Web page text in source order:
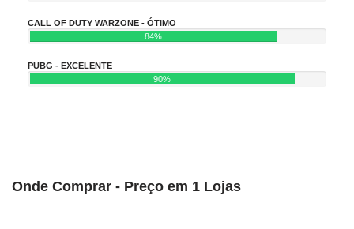
CALL OF DUTY WARZONE - ÓTIMO
84%
PUBG - EXCELENTE
90%
Onde Comprar - Preço em 1 Lojas